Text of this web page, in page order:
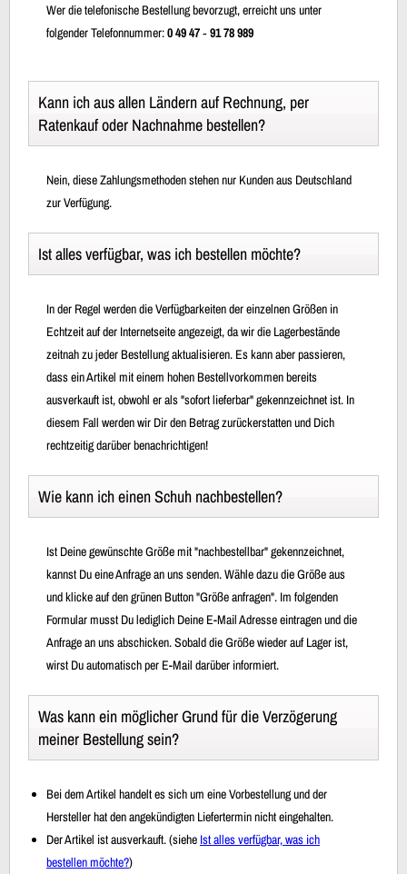
Wer die telefonische Bestellung bevorzugt, erreicht uns unter
folgender Telefonnummer:0 49 47 ‐ 91 78 989
Kann ich aus allen Ländern auf Rechnung, per
Ratenkauf oder Nachnahme bestellen?
Nein, diese Zahlungsmethoden stehen nur Kunden aus Deutschland
zur Verfügung.
Ist alles verfügbar, was ich bestellen möchte?
In der Regel werden die Verfügbarkeiten der einzelnen Größen in
Echtzeit auf der Internetseite angezeigt, da wir die Lagerbestände
zeitnah zu jeder Bestellung aktualisieren. Es kann aber passieren,
dass ein Artikel mit einem hohen Bestellvorkommen bereits
ausverkauft ist, obwohl er als "sofort lieferbar" gekennzeichnet ist. In
diesem Fall werden wir Dir den Betrag zurückerstatten und Dich
rechtzeitig darüber benachrichtigen!
Wie kann ich einen Schuh nachbestellen?
Ist Deine gewünschte Größe mit "nachbestellbar" gekennzeichnet,
kannst Du eine Anfrage an uns senden. Wähle dazu die Größe aus
und klicke auf den grünen Button "Größe anfragen". Im folgenden
Formular musst Du lediglich Deine E-Mail Adresse eintragen und die
Anfrage an uns abschicken. Sobald die Größe wieder auf Lager ist,
wirst Du automatisch per E-Mail darüber informiert.
Was kann ein möglicher Grund für die Verzögerung
meiner Bestellung sein?
Bei dem Artikel handelt es sich um eine Vorbestellung und der
Hersteller hat den angekündigten Liefertermin nicht eingehalten.
Der Artikel ist ausverkauft. (siehe Ist alles verfügbar, was ich
bestellen möchte?)